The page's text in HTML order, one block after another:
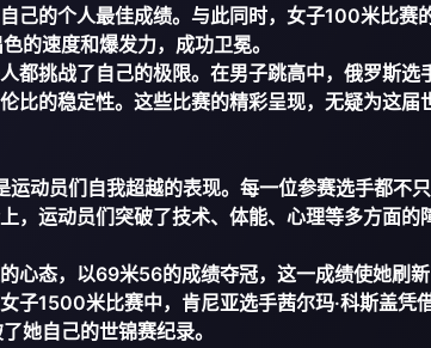
己的个人最佳成绩。与此同时，女子100米比赛
的速度和爆发力，成功卫冕。
都挑战了自己的极限。在男子跳高中，俄罗斯选
比的稳定性。这些比赛的精彩呈现，无疑为这届
动员们自我超越的表现。每一位参赛选手都不
，运动员们突破了技术、体能、心理等多方面的
心态，以69米56的成绩夺冠，这一成绩使她刷
子1500米比赛中，肯尼亚选手茜尔玛·科斯盖凭
她自己的世锦赛纪录。